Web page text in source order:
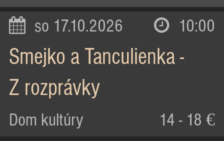
so 17.10.2026 10:00
Smejko a Tanculienka -
Z rozprávky
Dom kultúry 14 - 18 €